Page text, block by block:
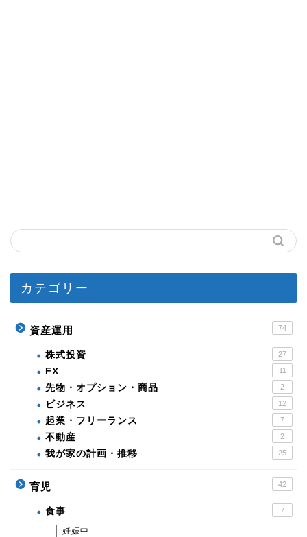
カテゴリー
資産運用 74
株式投資 27
FX 11
先物・オプション・商品 2
ビジネス 12
起業・フリーランス 7
不動産 2
我が家の計画・推移 25
育児 42
食事 7
妊娠中